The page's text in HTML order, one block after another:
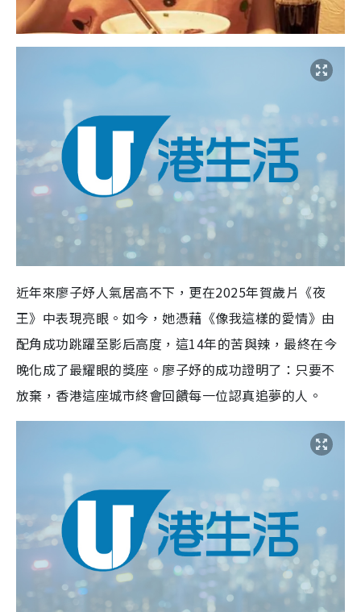
近年來廖子妤人氣居高不下，更在2025年賀歲片《夜
王》中表現亮眼。如今，她憑藉《像我這樣的愛情》由
配角成功跳躍至影后高度，這14年的苦與辣，最終在今
晚化成了最耀眼的獎座。廖子妤的成功證明了：只要不
放棄，香港這座城市終會回饋每一位認真追夢的人。